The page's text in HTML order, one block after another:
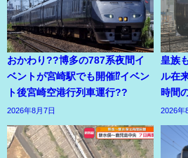
おかわり??博多の787系夜間イ
ベントが宮崎駅でも開催⁉イベン
ト後宮崎空港行列車運行??
2026年8月7日
皇族
ル在
時間
2026年